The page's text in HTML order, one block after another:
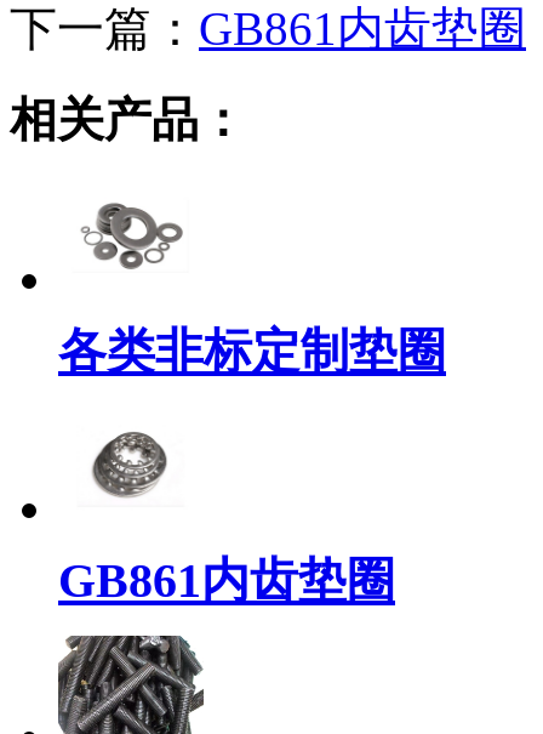
下一篇： GB861内齿垫圈
相关产品：
各类非标定制垫圈
GB861内齿垫圈